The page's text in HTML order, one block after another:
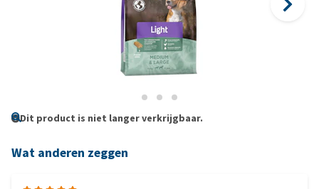
Dit product is niet langer verkrijgbaar.
Wat anderen zeggen